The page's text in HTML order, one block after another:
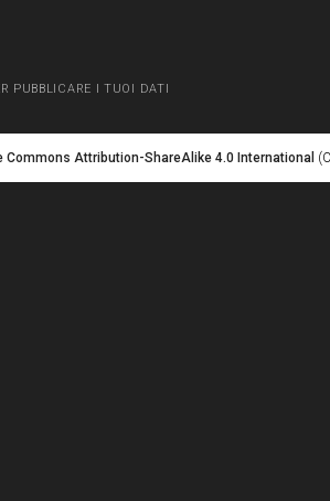
PUBBLICARE I TUOI DATI
Commons Attribution-ShareAlike 4.0 International